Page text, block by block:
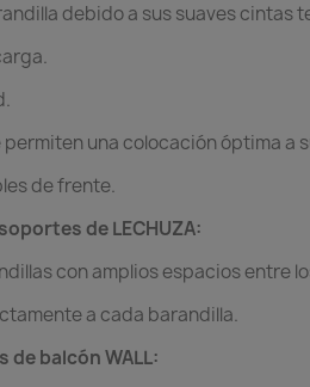
debido a sus suaves cintas
una colocación óptima a
de frente.
de LECHUZA:
con amplios espacios entre
a cada barandilla.
de balcón WALL: